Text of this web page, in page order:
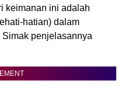
keimanan ini adalah
hatian) dalam
penjelasannya